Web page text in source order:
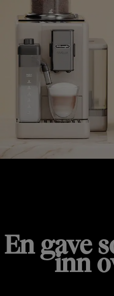
En gave
inn